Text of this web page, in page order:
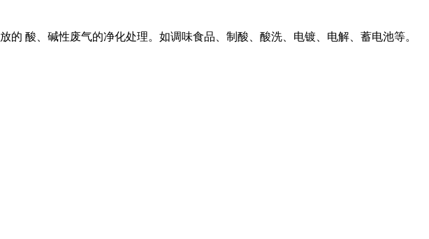
酸、碱性废气的净化处理。如调味食品、制酸、酸洗、电镀、电解、蓄电池等。